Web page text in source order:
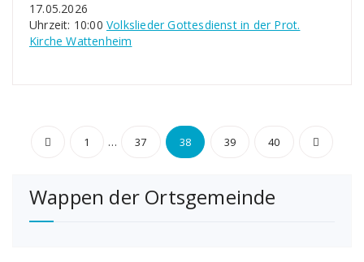
17.05.2026
Uhrzeit: 10:00 Volkslieder Gottesdienst in der Prot.
Kirche Wattenheim
Seitennummerierung
Beiträge
1 … 37 38 39 40
Wappen der Ortsgemeinde